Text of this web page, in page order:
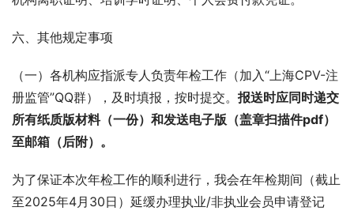
六、其他规定事项
（一）各机构应指派专人负责年检工作（加入“上海CPV-注
册监管”QQ群），及时填报，按时提交。 报送时应同时递交
所有纸质版材料（一份）和发送电子版（盖章扫描件pdf）
至邮箱（后附）。
为了保证本次年检工作的顺利进行，我会在年检期间（截止
至2025年4月30日）延缓办理执业/非执业会员申请登记